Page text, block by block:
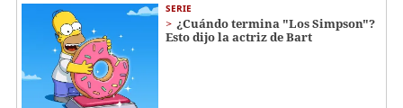
SERIE
¿Cuándo termina "Los Simpson"?
Esto dijo la actriz de Bart